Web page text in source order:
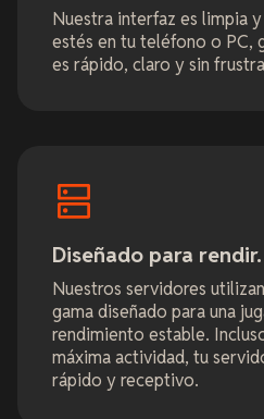
Nuestra interfaz es limpia y
estés en tu teléfono o PC,
es rápido, claro y sin
Diseñado para
Nuestros servidores
gama diseñado para una
rendimiento estable.
máxima actividad, tu
rápido y receptivo.